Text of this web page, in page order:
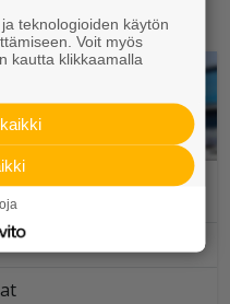
teknologioiden käytön
Voit myös
kautta klikkaamalla